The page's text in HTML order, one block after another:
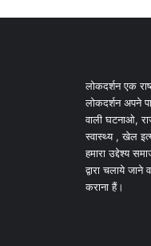
लोकदर्शन एक
लोकदर्शन अपने
वाली घटनाओ,
स्वास्थ्य , खेल
हमारा उद्देश्य
द्वारा चलाये
कराना हैं।